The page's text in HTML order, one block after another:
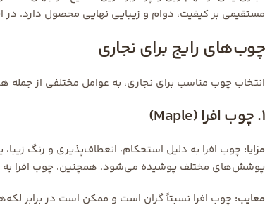
مستقیمی بر کیفیت، دوام و زیبایی نهایی محصول دارد. در
چوب‌های رایج برای نجاری
انتخاب چوب مناسب برای نجاری، به عوامل مختلفی از جمله
1. چوب افرا (Maple)
مزایا: چوب افرا به دلیل استحکام، انعطاف‌پذیری و رنگ
پوشش‌های مختلف پوشیده می‌شود. همچنین، چوب افرا
معایب: چوب افرا نسبتاً گران است و ممکن است در برابر